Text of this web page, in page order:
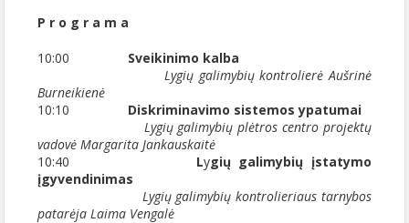
P r o g r a m a
10:00 Sveikinimo kalba
Lygių galimybių kontrolierė Aušrinė
Burneikienė
10:10 Diskriminavimo sistemos ypatumai
Lygių galimybių plėtros centro projektų
vadovė Margarita Jankauskaitė
10:40
Lygių galimybių įstatymo
įgyvendinimas
Lygių galimybių kontrolieriaus tarnybos
patarėja Laima Vengalė